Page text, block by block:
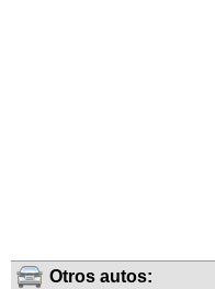
Otros autos: